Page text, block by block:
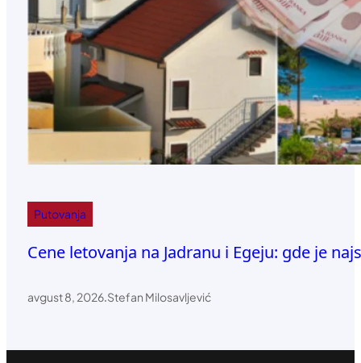
Putovanja
Cene letovanja na Jadranu i Egeju: gde je
avgust 8, 2026.Stefan Milosavljević